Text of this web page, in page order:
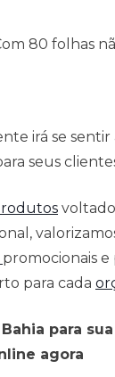
80 folhas
irá se
seus
promocionais
para cada
para
agora